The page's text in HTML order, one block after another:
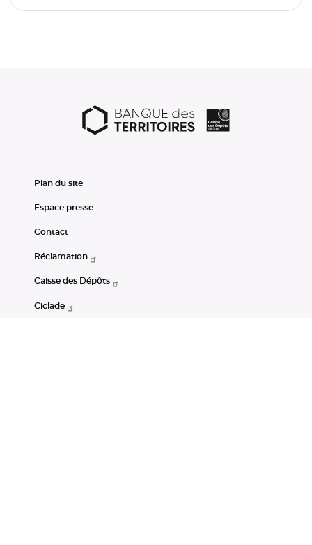
Plan du site
Espace presse
Contact
Réclamation
Caisse des Dépôts
Ciclade